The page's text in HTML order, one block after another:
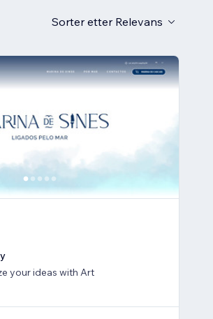
Sorter etter Relevans
your ideas with Art